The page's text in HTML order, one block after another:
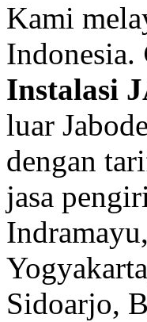
Kami
Indonesia.
Instalasi
luar
dengan
jasa
Sidoarjo,